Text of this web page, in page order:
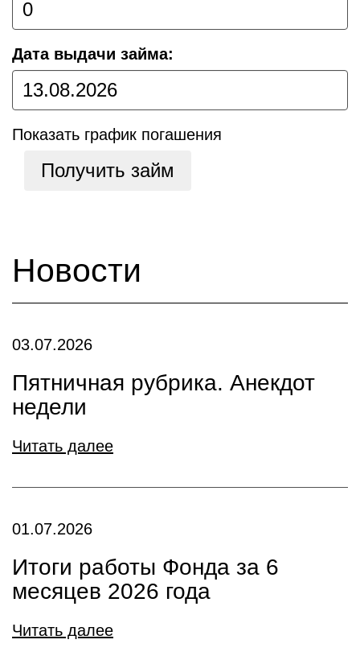
Дата выдачи займа:
Показать график погашения
Получить займ
Новости
03.07.2026
Пятничная рубрика. Анекдот
недели
Читать далее
01.07.2026
Итоги работы Фонда за 6
месяцев 2026 года
Читать далее